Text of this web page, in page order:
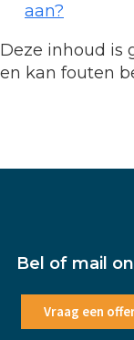
aan?
Deze inhoud is
en kan fouten
Bel of mail
Vraag een